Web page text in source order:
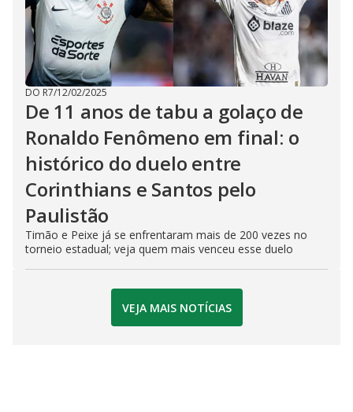
DO R7/12/02/2025
De 11 anos de tabu a golaço de
Ronaldo Fenômeno em final: o
histórico do duelo entre
Corinthians e Santos pelo
Paulistão
Timão e Peixe já se enfrentaram mais de 200 vezes no
torneio estadual; veja quem mais venceu esse duelo
VEJA MAIS NOTÍCIAS